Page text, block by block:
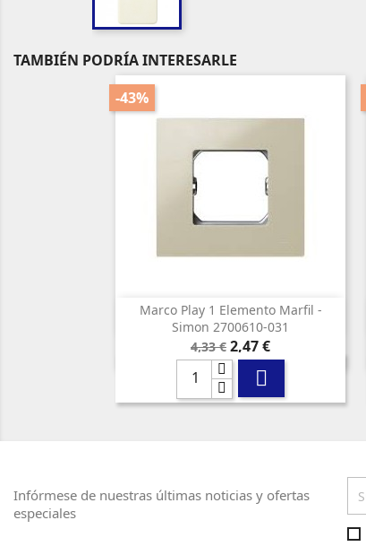
TAMBIÉN PODRÍA INTERESARLE
Marco Play 1 Elemento Marfil -
Simon 2700610-031
Precio
base
4,33 €
-43%
Precio
2,47 €

 Vista rápida
Infórmese de nuestras últimas noticias y ofertas
especiales